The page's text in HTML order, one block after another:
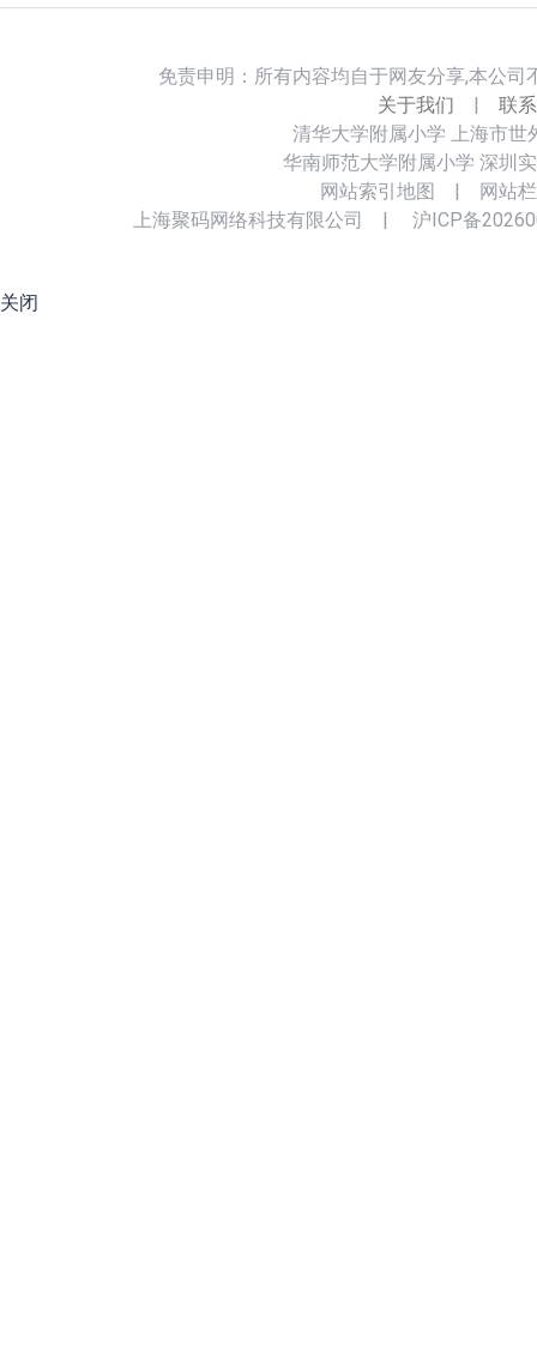
免责申明：所有内容均自于网友分享,本公
关于我们
联
清华大学附属小学 上海市世
华南师范大学附属小学 深圳
网站索引地图
网站
上海聚码网络科技有限公司
沪ICP备
关闭